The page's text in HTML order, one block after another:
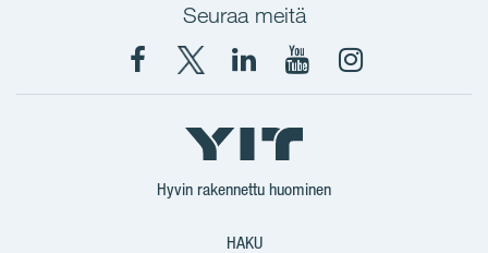
Seuraa meitä
Facebook
X
YIT
Suomi
YIT
Corporation
YIT
Corporation
Instagram
Hyvin rakennettu huominen
HAKU